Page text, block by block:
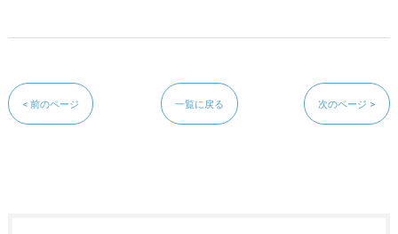
< 前のページ 一覧に戻る 次のページ >